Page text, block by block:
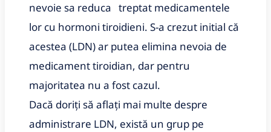
nevoie sa reduca treptat medicamentele
lor cu hormoni tiroidieni. S-a crezut initial că
acestea (LDN) ar putea elimina nevoia de
medicament tiroidian, dar pentru
majoritatea nu a fost cazul.
Dacă doriți să aflați mai multe despre
administrare LDN, există un grup pe